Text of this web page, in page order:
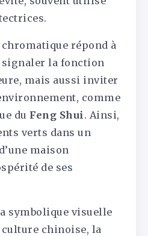
répond à
signaler la fonction
mais aussi inviter
comme
du Feng Shui . Ainsi,
verts dans un
maison
de ses
symbolique visuelle
culture chinoise, la